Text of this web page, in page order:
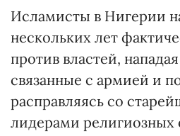
Исламисты в Нигерии
нескольких лет
против властей,
связанные с армией и
расправляясь со
лидерами